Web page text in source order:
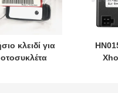
κλειδί για